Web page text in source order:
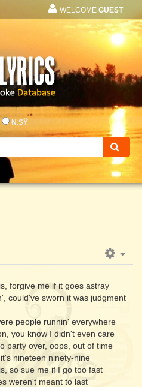
WELCOME GUEST
N.SỸ
forgive me if it goes astray
could've sworn it was judgment
people runnin' everywhere
you know I didn't even care
party over, oops, out of time
nineteen ninety-nine
so sue me if I go too fast
weren't meant to last